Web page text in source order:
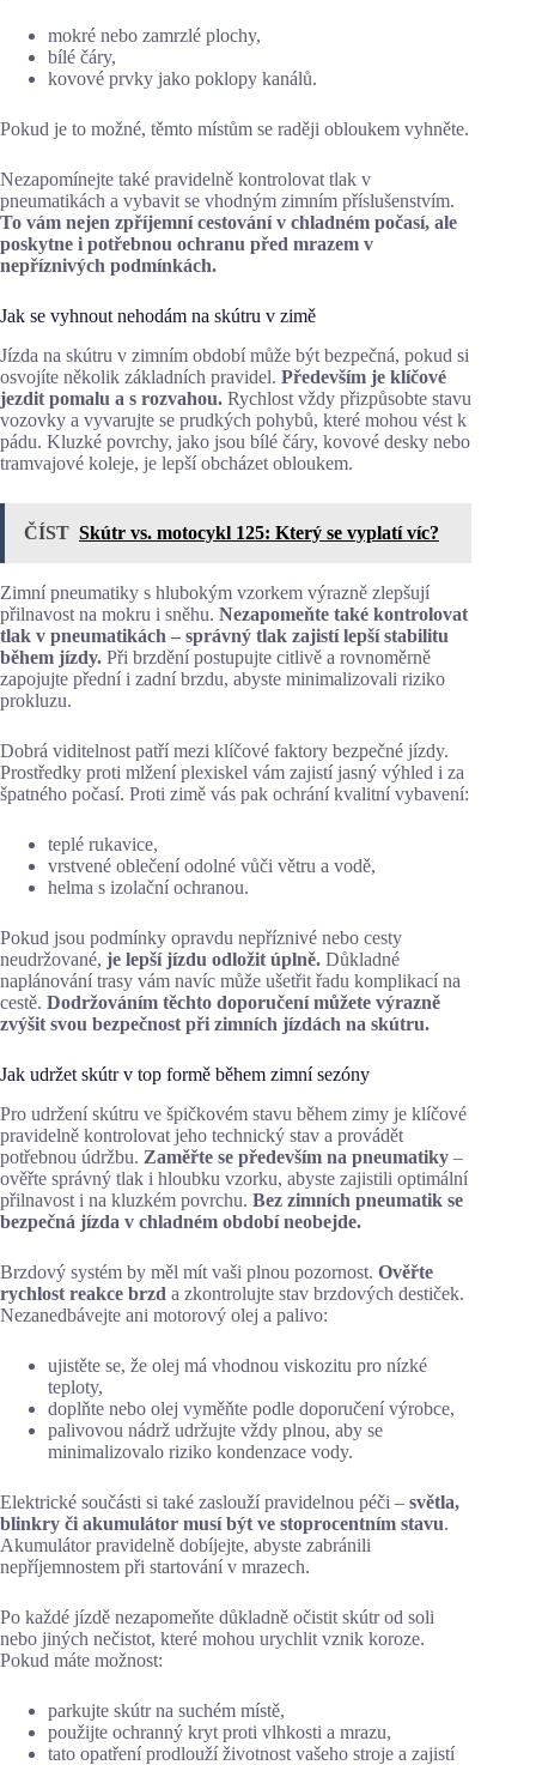
mokré nebo zamrzlé plochy,
bílé čáry,
kovové prvky jako poklopy kanálů.
Pokud je to možné, těmto místům se raději obloukem vyhněte.
Nezapomínejte také pravidelně kontrolovat tlak v
pneumatikách a vybavit se vhodným zimním příslušenstvím.
To vám nejen zpříjemní cestování v chladném počasí, ale
poskytne i potřebnou ochranu před mrazem v
nepříznivých podmínkách.
Jak se vyhnout nehodám na skútru v zimě
Jízda na skútru v zimním období může být bezpečná, pokud si
osvojíte několik základních pravidel. Především je klíčové
jezdit pomalu a s rozvahou. Rychlost vždy přizpůsobte stavu
vozovky a vyvarujte se prudkých pohybů, které mohou vést k
pádu. Kluzké povrchy, jako jsou bílé čáry, kovové desky nebo
tramvajové koleje, je lepší obcházet obloukem.
ČÍST Skútr vs. motocykl 125: Který se vyplatí víc?
Zimní pneumatiky s hlubokým vzorkem výrazně zlepšují
přilnavost na mokru i sněhu. Nezapomeňte také kontrolovat
tlak v pneumatikách – správný tlak zajistí lepší stabilitu
během jízdy. Při brzdění postupujte citlivě a rovnoměrně
zapojujte přední i zadní brzdu, abyste minimalizovali riziko
prokluzu.
Dobrá viditelnost patří mezi klíčové faktory bezpečné jízdy.
Prostředky proti mlžení plexiskel vám zajistí jasný výhled i za
špatného počasí. Proti zimě vás pak ochrání kvalitní vybavení:
teplé rukavice,
vrstvené oblečení odolné vůči větru a vodě,
helma s izolační ochranou.
Pokud jsou podmínky opravdu nepříznivé nebo cesty
neudržované, je lepší jízdu odložit úplně. Důkladné
naplánování trasy vám navíc může ušetřit řadu komplikací na
cestě. Dodržováním těchto doporučení můžete výrazně
zvýšit svou bezpečnost při zimních jízdách na skútru.
Jak udržet skútr v top formě během zimní sezóny
Pro udržení skútru ve špičkovém stavu během zimy je klíčové
pravidelně kontrolovat jeho technický stav a provádět
potřebnou údržbu. Zaměřte se především na pneumatiky –
ověřte správný tlak i hloubku vzorku, abyste zajistili optimální
přilnavost i na kluzkém povrchu. Bez zimních pneumatik se
bezpečná jízda v chladném období neobejde.
Brzdový systém by měl mít vaši plnou pozornost. Ověřte
rychlost reakce brzd a zkontrolujte stav brzdových destiček.
Nezanedbávejte ani motorový olej a palivo:
ujistěte se, že olej má vhodnou viskozitu pro nízké
teploty,
doplňte nebo olej vyměňte podle doporučení výrobce,
palivovou nádrž udržujte vždy plnou, aby se
minimalizovalo riziko kondenzace vody.
Elektrické součásti si také zaslouží pravidelnou péči – světla,
blinkry či akumulátor musí být ve stoprocentním stavu.
Akumulátor pravidelně dobíjejte, abyste zabránili
nepříjemnostem při startování v mrazech.
Po každé jízdě nezapomeňte důkladně očistit skútr od soli
nebo jiných nečistot, které mohou urychlit vznik koroze.
Pokud máte možnost:
parkujte skútr na suchém místě,
použijte ochranný kryt proti vlhkosti a mrazu,
tato opatření prodlouží životnost vašeho stroje a zajistí